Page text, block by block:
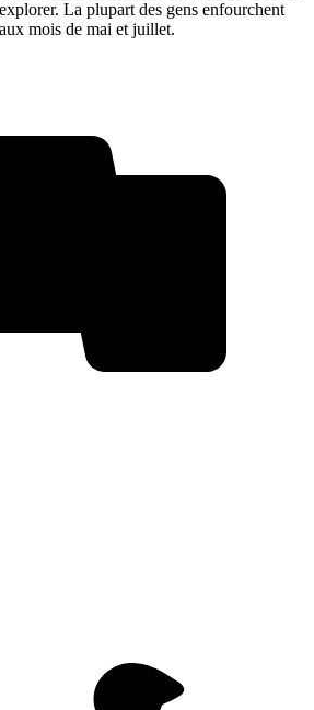
La plupart des gens enfourchent
mois de mai et juillet.